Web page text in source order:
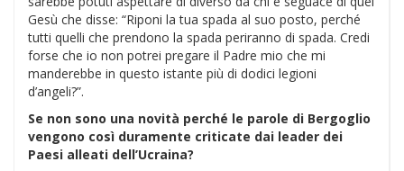
Gesù che disse: “Riponi la tua spada al suo posto, perché
tutti quelli che prendono la spada periranno di spada. Credi
forse che io non potrei pregare il Padre mio che mi
manderebbe in questo istante più di dodici legioni
d’angeli?”.
Se non sono una novità perché le parole di Bergoglio
vengono così duramente criticate dai leader dei
Paesi alleati dell’Ucraina?